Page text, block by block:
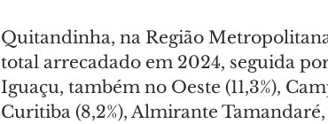
Quitandinha, na Região
total arrecadado em 2024, seguida
Iguaçu, também no Oeste (11,3%),
Curitiba (8,2%), Almirante